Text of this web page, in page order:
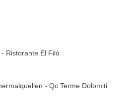
Ristorante El Filò
- Qc Terme Dolomiti